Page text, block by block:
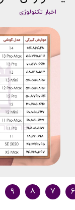
اخبار تکنولوژی
۶ ۷ ۸ ۹